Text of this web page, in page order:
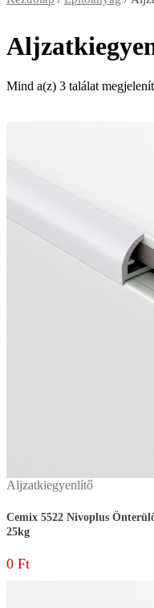
Mind a(z) 3 találat
Aljzatkiegyenlítő
Cemix 5522 Nivoplus
25kg
0 Ft